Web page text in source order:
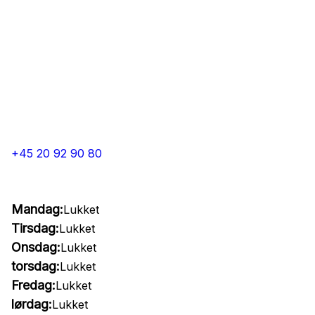
+45 20 92 90 80
Mandag:Lukket
Tirsdag:Lukket
Onsdag:Lukket
torsdag:Lukket
Fredag:Lukket
lørdag:Lukket